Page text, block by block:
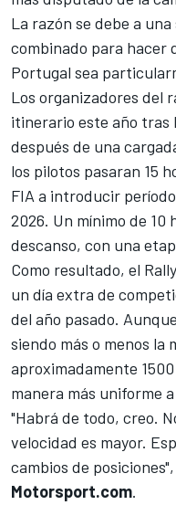
La razón se debe a
combinado para hacer
Portugal sea
Los organizadores del
itinerario este año tras
después de una
los pilotos pasaran 15
FIA a introducir
2026. Un mínimo de 10
descanso, con una
Como resultado, el
un día extra de
del año pasado.
siendo más o menos la
aproximadamente
manera más uniforme
"Habrá de todo, creo.
velocidad es mayor.
cambios de
Motorsport.com.